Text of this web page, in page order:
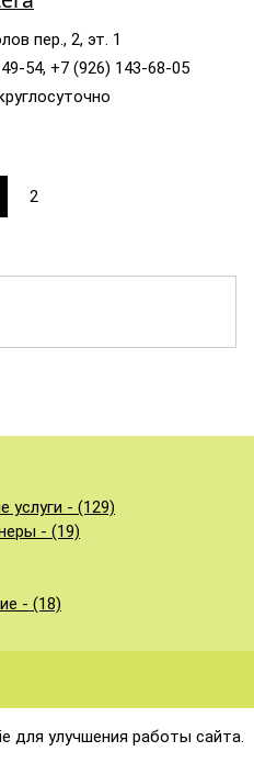
пер., 2, эт. 1
54, +7 (926) 143-68-05
2
услуги - (129)
- (19)
- (18)
для улучшения работы сайта.